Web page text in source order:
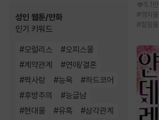
성인 웹툰/만화
인기 키워드
#모럴리스 #오피스물
#계약관계 #연애/결혼
#짝사랑 #능욕 #하드코어
#후방주의 #능글남
#현대물 #유혹 #삼각관계
5.1만
#영지물
#힐링물